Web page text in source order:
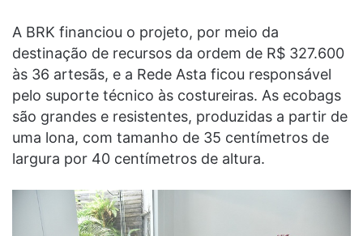
A BRK financiou o projeto, por meio da
destinação de recursos da ordem de R$ 327.600
às 36 artesãs, e a Rede Asta ficou responsável
pelo suporte técnico às costureiras. As ecobags
são grandes e resistentes, produzidas a partir de
uma lona, com tamanho de 35 centímetros de
largura por 40 centímetros de altura.